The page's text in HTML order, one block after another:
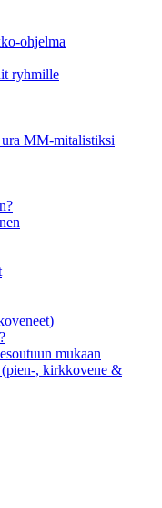
ohjelma
ryhmille
MM-mitalistiksi
mukaan
, kirkkovene &